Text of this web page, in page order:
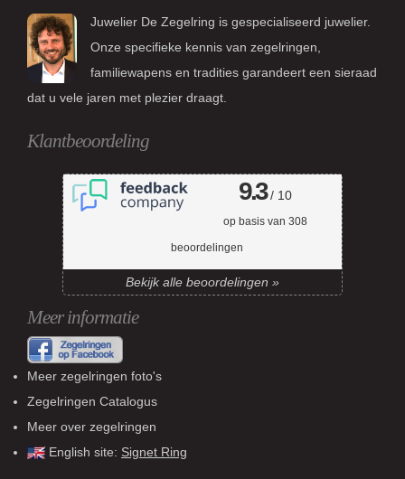
Juwelier De Zegelring is gespecialiseerd juwelier.
Onze specifieke kennis van zegelringen,
familiewapens en tradities garandeert een sieraad
dat u vele jaren met plezier draagt.
Klantbeoordeling
9.3/ 10
op basis van 308
beoordelingen
Bekijk alle beoordelingen »
Meer informatie
Meer zegelringen foto's
Zegelringen Catalogus
Meer over zegelringen
English site: Signet Ring